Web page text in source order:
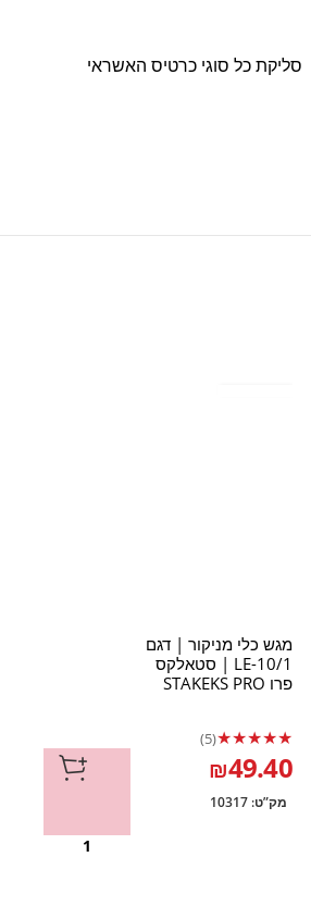
סליקת כל סוגי כרטיס האשראי
מגש כלי מניקור | דגם
LE-10/1 | סטאלקס
פרו STAKEKS PRO
★
★
★
★
★
(5)
₪49.40
מק”ט:10317